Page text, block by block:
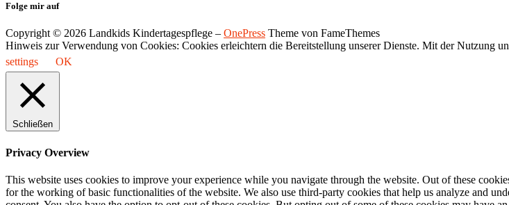
Folge mir auf
Copyright © 2026 Landkids Kindertagespflege – OnePress Theme von FameThemes
Hinweis zur Verwendung von Cookies: Cookies erleichtern die Bereitstellung unserer Dienste. Mit der Nutzung
settings
OK
Schließen
Privacy Overview
This website uses cookies to improve your experience while you navigate through the website. Out of these
for the working of basic functionalities of the website. We also use third-party cookies that help us analyze and